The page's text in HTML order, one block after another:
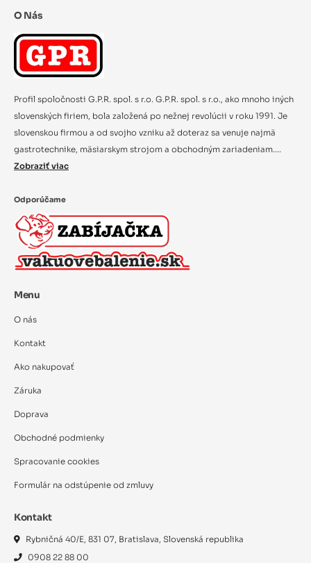
O Nás
Profil spoločnosti G.P.R. spol. s r.o. G.P.R. spol. s r.o., ako mnoho iných
slovenských firiem, bola založená po nežnej revolúcii v roku 1991. Je
slovenskou firmou a od svojho vzniku až doteraz sa venuje najmä
gastrotechnike, mäsiarskym strojom a obchodným zariadeniam....
Zobraziť viac
Odporúčame
Menu
O nás
Kontakt
Ako nakupovať
Záruka
Doprava
Obchodné podmienky
Spracovanie cookies
Formulár na odstúpenie od zmluvy
Kontakt
Rybničná 40/E, 831 07, Bratislava, Slovenská republika
0908 22 88 00